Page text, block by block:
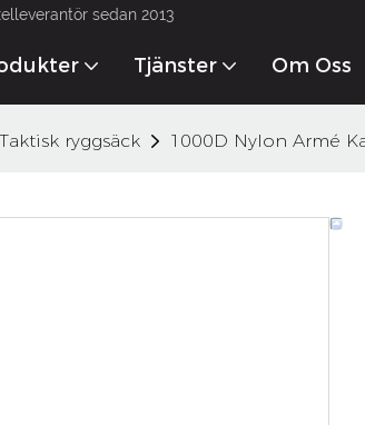
sedan 2013
Tjänster Om Oss
Taktisk ryggsäck 1000D Nylon Armé